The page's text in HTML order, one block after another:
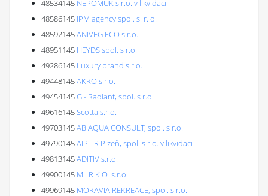
48534145 NEPOMUK s.r.o. v likvidaci
48586145 IPM agency spol. s. r. o.
48592145ANIVEG ECO s.r.o.
48951145 HEYDS spol. s r.o.
49286145 Luxury brand s.r.o.
49448145AKRO s.r.o.
49454145G - Radiant, spol. s r.o.
49616145Scotta s.r.o.
49703145AB AQUA CONSULT, spol. s r.o.
49790145AIP - R Plzeň, spol. s r.o. v likvidaci
49813145ADITIV s.r.o.
49900145 M I R K O s.r.o.
49969145 MORAVIA REKREACE, spol. s r.o.